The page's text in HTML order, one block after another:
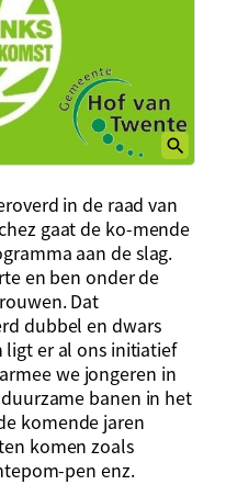
in de raad van
gaat de ko-mende
aan de slag.
en ben onder de
Dat
dubbel en dwars
ligt er al ons initiatief
we jongeren in
banen in het
komende jaren
komen zoals
pen enz.